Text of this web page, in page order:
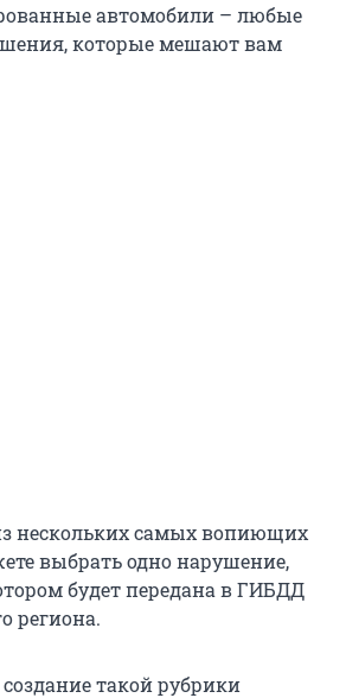
автомобили – любые
которые мешают вам
нескольких самых вопиющих
выбрать одно нарушение,
будет передана в ГИБДД
региона.
такой рубрики